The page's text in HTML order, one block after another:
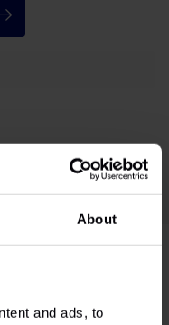
About
and ads, to